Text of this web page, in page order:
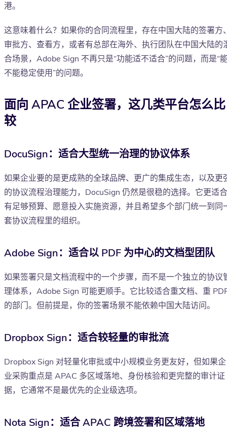
港。
这意味着什么？如果你的合同流程里，存在中国大陆的签署方
审批方、查看方，或者有总部在海外、执行团队在中国大陆的
合场景，Adobe Sign 不再只是“功能适不适合”的问题，而是“
不能稳定使用”的问题。
面向 APAC 企业签署，这几类平台怎么比
较
DocuSign：适合大型统一治理的协议体系
如果企业要的是更成熟的全球品牌、更广的集成生态，以及更
的协议流程治理能力，DocuSign 仍然是很稳的选择。它更适合
有足够预算、愿意投入实施资源，并且希望多个部门统一到同
套协议流程里的组织。
Adobe Sign：适合以 PDF 为中心的文档型团队
如果签署只是文档流程中的一个步骤，而不是一个独立的协议
理体系，Adobe Sign 可能更顺手。它比较适合重文档、重
的部门。但前提是，你的签署场景不能依赖中国大陆访问。
Dropbox Sign：适合较轻量的审批流
Dropbox Sign 对轻量化审批或中小规模业务更友好，但如果企
业采购重点是 APAC 多区域落地、身份核验和更完整的审计证
据，它通常不是最优先的企业级选项。
Nota Sign：适合 APAC 跨境签署和区域落地